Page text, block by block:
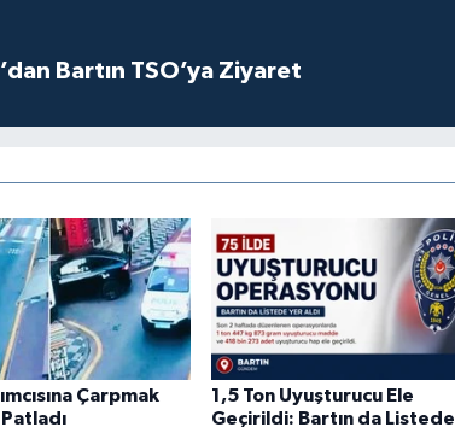
Bartın TSO’ya Ziyaret
Çarpmak
Patladı
1,5 Ton Uyuşturucu Ele
Geçirildi: Bartın da Listede